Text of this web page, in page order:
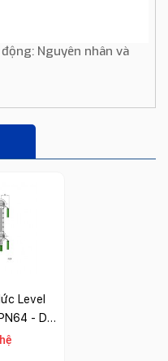
Nguyên nhân và
Level
- DS